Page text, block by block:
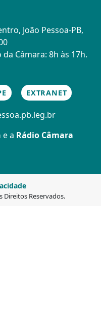
João Pessoa-PB,
Câmara: 8h às 17h.
EXTRANET
e a Rádio Câmara
Direitos Reservados.